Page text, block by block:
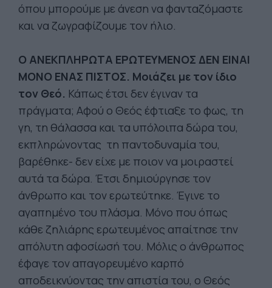
όπου μπορούμε με άνεση να φανταζόμαστε
και να ζωγραφίζουμε τον ήλιο.
Ο ΑΝΕΚΠΛΗΡΩΤΑ ΕΡΩΤΕΥΜΕΝΟΣ ΔΕΝ ΕΙΝΑΙ
ΜΟΝΟ ΕΝΑΣ ΠΙΣΤΟΣ. Μοιάζει με τον ίδιο
τον Θεό. Κάπως έτσι δεν έγιναν τα
πράγματα; Αφού ο Θεός έφτιαξε το φως, τη
γη, τη θάλασσα και τα υπόλοιπα δώρα του,
εκπληρώνοντας τη παντοδυναμία του,
βαρέθηκε- δεν είχε με ποιον να μοιραστεί
αυτά τα δώρα. Έτσι δημιούργησε τον
άνθρωπο και τον ερωτεύτηκε. Έγινε το
αγαπημένο του πλάσμα. Μόνο που όπως
κάθε ζηλιάρης ερωτευμένος απαίτησε την
απόλυτη αφοσίωσή του. Μόλις ο άνθρωπος
έφαγε τον απαγορευμένο καρπό
αποδεικνύοντας την απιστία του, ο Θεός